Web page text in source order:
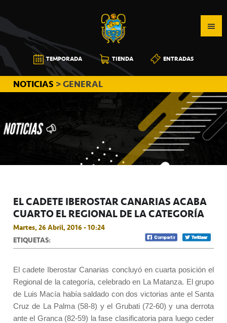
a
la
navegación
principal
al
contenido
principal
a
la
barra
lateral
principal
CB
CANARIAS
TEMPORADA TIENDA ENTRADAS
NOTICIAS > GENERAL
EL CADETE IBEROSTAR CANARIAS ACABA
CUARTO EL REGIONAL DE LA CATEGORÍA
Martes, 26 Abril, 2016 - 10:24
ETIQUETAS:
El cadete Iberostar Canarias concluyó en cuarta posición el
Regional de la categoría, celebrado en La Matanza. El grupo
de Luis Macía había saldado con dos victorias ante el Santa
Cruz de La Palma (58-8) y el Grubati (72-60) y una derrota
ante el Granca (82-59) la fase clasificatoria para luego ceder